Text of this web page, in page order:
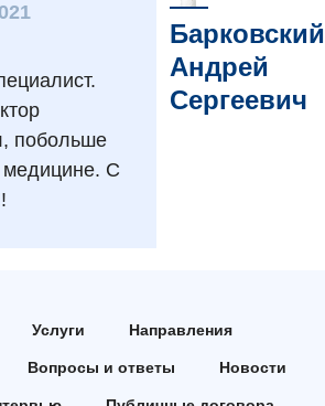
Программа лояльности
диагностика
побольше
медицине. С
Барковский
Андрей
Сергеевич
Услуги Направления
Вопросы и ответы Новости